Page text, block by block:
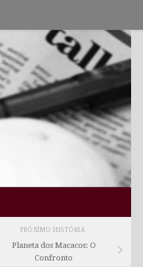
PRÓXIMO HISTÓRIA
Planeta dos Macacos: O
Confronto